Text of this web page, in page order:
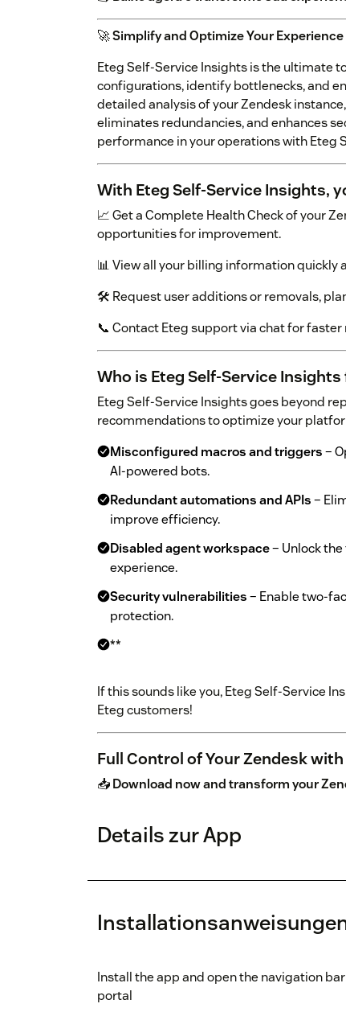
🚀Simplify and Optimize Your
Eteg Self-Service Insights is the ultimate
configurations, identify bottlenecks, and
detailed analysis of your Zendesk
eliminates redundancies, and enhances
performance in your operations with Eteg
With Eteg Self-Service Insights,
📈 Get a Complete Health Check of your
opportunities for improvement.
📊 View all your billing information quickly
🛠️ Request user additions or removals,
📞 Contact Eteg support via chat for
Who is Eteg Self-Service Insights
Eteg Self-Service Insights goes beyond
recommendations to optimize your
Misconfigured macros and triggers–
AI-powered bots.
Redundant automations and APIs–
improve efficiency.
Disabled agent workspace– Unlock
experience.
Security vulnerabilities– Enable two-
protection.
**
If this sounds like you, Eteg Self-Service
Eteg customers!
Full Control of Your Zendesk
📥Download now and transform your
Details zur App
Install the app and open the navigation
portal